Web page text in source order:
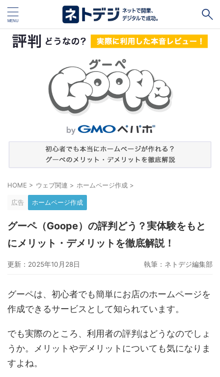
タグ
キャッシュレス Square BASE STORES
ネットショップ開設１vs１ 無料ネットショップ
Shopify Air ビジネスツールズ
キャッシュレス決済端末１vs１ ジンドゥー
POSレジ スマレジ カラーミーショップ Wix
楽天ペイ stera pack WordPress
ハンドメイド販売 ホームページ作成サービス１vs１
グーペ デジタルコンテンツ販売 仕入れサイト
無料ビジネスツール
HOME > ウェブ関連 > ホームページ作成 >
広告 ホームページ作成
グーペ（Goope）の評判どう？実体験をもと
にメリット・デメリットを徹底解説！
更新：2025年10月28日 執筆： ネトデジ編集部
グーペは、初心者でも簡単にお店のホームページを
作成できるサービスとして知られています。
でも実際のところ、利用者の評判はどうなのでしょ
うか。メリットやデメリットについても気になりま
すよね。